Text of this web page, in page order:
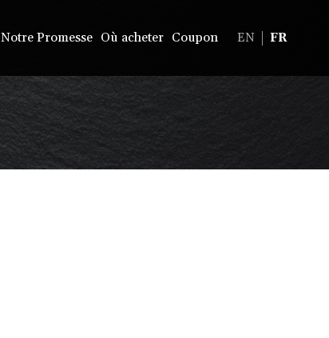
Notre Promesse Où acheter Coupon EN FR